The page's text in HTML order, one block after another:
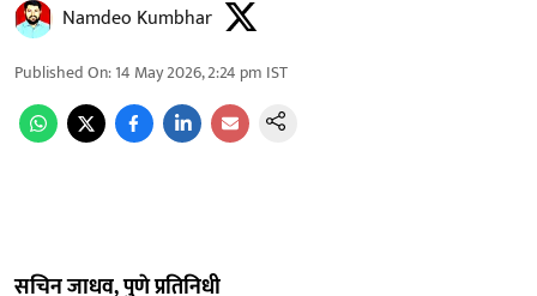
Namdeo Kumbhar
Published On:14 May 2026, 2:24 pm IST
सचिन जाधव, पुणे प्रतिनिधी